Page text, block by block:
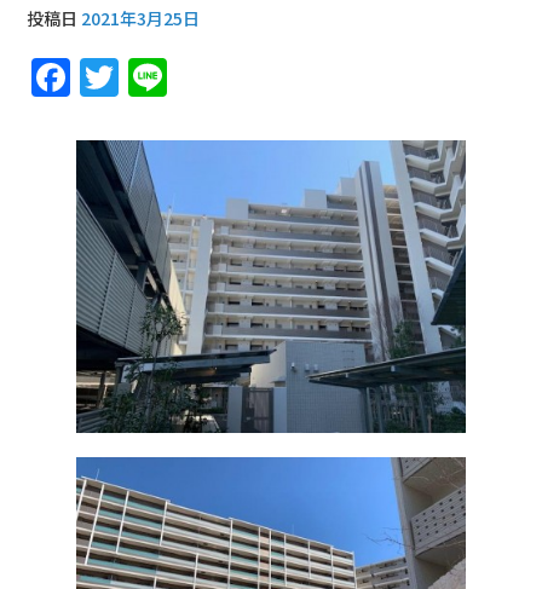
投稿日 2021年3月25日
F
a
c
e
b
o
o
k
T
w
it
te
r
e